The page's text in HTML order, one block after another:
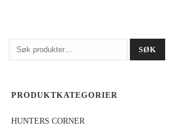
Søk
etter:
SØK
PRODUKTKATEGORIER
HUNTERS CORNER